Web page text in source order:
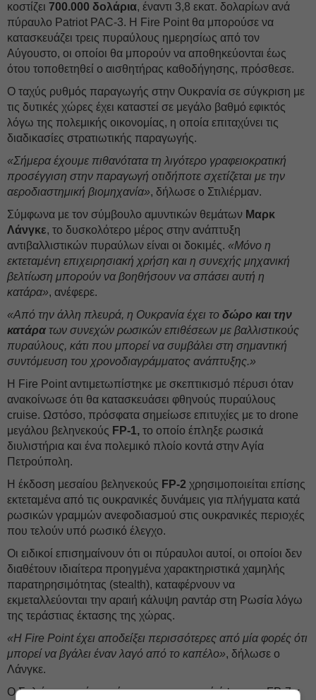
κοστίζει 700.000 δολάρια, έναντι 3,8 εκατ. δολαρίων ανά
πύραυλο Patriot PAC-3. Η Fire Point θα μπορούσε να
κατασκευάζει τρεις πυραύλους ημερησίως από τον
Αύγουστο, οι οποίοι θα μπορούν να αποθηκεύονται έως
ότου τοποθετηθεί ο αισθητήρας καθοδήγησης, πρόσθεσε.
Ο ταχύς ρυθμός παραγωγής στην Ουκρανία σε σύγκριση με
τις δυτικές χώρες έχει καταστεί σε μεγάλο βαθμό εφικτός
λόγω της πολεμικής οικονομίας, η οποία επιταχύνει τις
διαδικασίες στρατιωτικής παραγωγής.
«Σήμερα έχουμε πιθανότατα τη λιγότερο γραφειοκρατική
προσέγγιση στην παραγωγή οτιδήποτε σχετίζεται με την
αεροδιαστημική βιομηχανία», δήλωσε ο Στιλιέρμαν.
Σύμφωνα με τον σύμβουλο αμυντικών θεμάτων Μαρκ
Λάνγκε, το δυσκολότερο μέρος στην ανάπτυξη
αντιβαλλιστικών πυραύλων είναι οι δοκιμές. «Μόνο η
εκτεταμένη επιχειρησιακή χρήση και η συνεχής μηχανική
βελτίωση μπορούν να βοηθήσουν να σπάσει αυτή η
κατάρα», ανέφερε.
«Από την άλλη πλευρά, η Ουκρανία έχει το δώρο και την
κατάρα των συνεχών ρωσικών επιθέσεων με βαλλιστικούς
πυραύλους, κάτι που μπορεί να συμβάλει στη σημαντική
συντόμευση του χρονοδιαγράμματος ανάπτυξης.»
Η Fire Point αντιμετωπίστηκε με σκεπτικισμό πέρυσι όταν
ανακοίνωσε ότι θα κατασκευάσει φθηνούς πυραύλους
cruise. Ωστόσο, πρόσφατα σημείωσε επιτυχίες με το drone
μεγάλου βεληνεκούς FP-1, το οποίο έπληξε ρωσικά
διυλιστήρια και ένα πολεμικό πλοίο κοντά στην Αγία
Πετρούπολη.
Η έκδοση μεσαίου βεληνεκούς FP-2 χρησιμοποιείται επίσης
εκτεταμένα από τις ουκρανικές δυνάμεις για πλήγματα κατά
ρωσικών γραμμών ανεφοδιασμού στις ουκρανικές περιοχές
που τελούν υπό ρωσικό έλεγχο.
Οι ειδικοί επισημαίνουν ότι οι πύραυλοι αυτοί, οι οποίοι δεν
διαθέτουν ιδιαίτερα προηγμένα χαρακτηριστικά χαμηλής
παρατηρησιμότητας (stealth), καταφέρνουν να
εκμεταλλεύονται την αραιή κάλυψη ραντάρ στη Ρωσία λόγω
της τεράστιας έκτασης της χώρας.
«Η Fire Point έχει αποδείξει περισσότερες από μία φορές ότι
μπορεί να βγάλει έναν λαγό από το καπέλο», δήλωσε ο
Λάνγκε.
Ο Στιλιέρμαν ανέφερε ότι το επιχειρησιακό ύψος του FP-7.x